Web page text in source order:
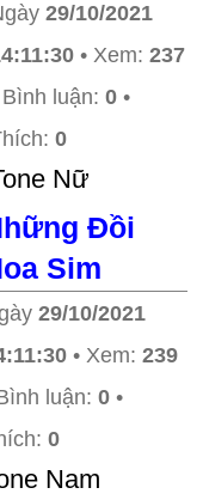
29/10/2021
• Xem: 237
Bình luận: 0 •
0
Nữ
Đồi
Sim
29/10/2021
• Xem: 239
luận: 0 •
0
Nam